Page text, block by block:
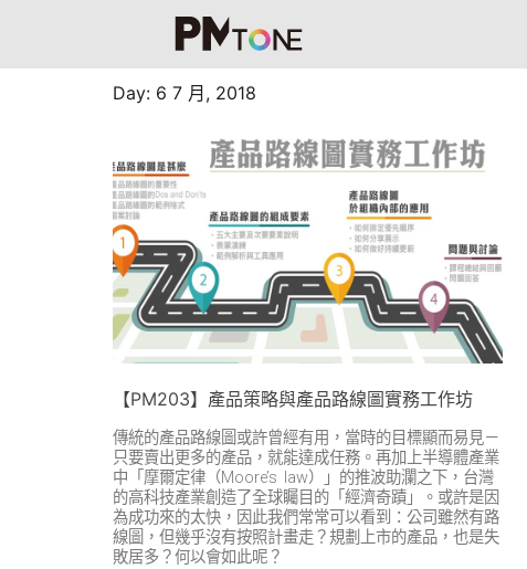
Day: 6 7 月, 2018
【PM203】產品策略與產品路線圖實務工作坊
傳統的產品路線圖或許曾經有用，當時的目標顯而易見－
只要賣出更多的產品，就能達成任務。再加上半導體產業
中「摩爾定律（Moore’s law）」的推波助瀾之下，台灣
的高科技產業創造了全球矚目的「經濟奇蹟」。或許是因
為成功來的太快，因此我們常常可以看到：公司雖然有路
線圖，但幾乎沒有按照計畫走？規劃上市的產品，也是失
敗居多？何以會如此呢？